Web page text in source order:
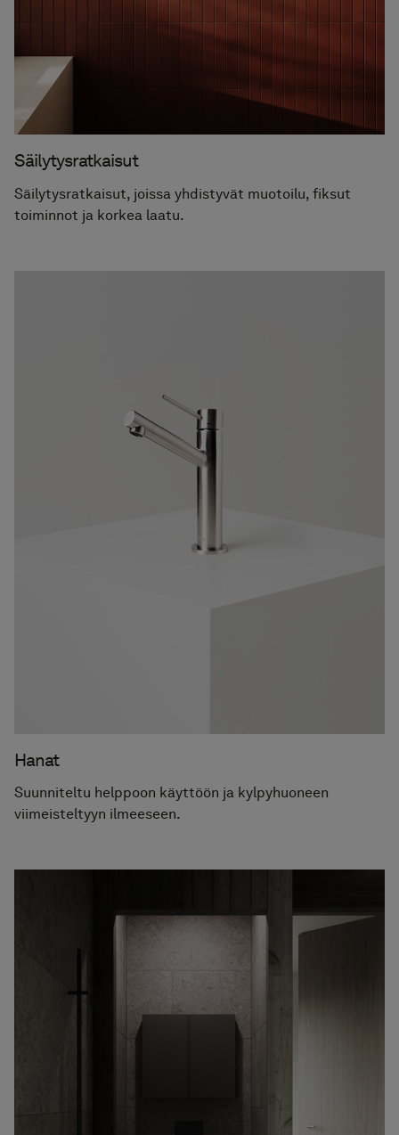
Säilytysratkaisut
Säilytysratkaisut, joissa yhdistyvät muotoilu, fiksut
toiminnot ja korkea laatu.
Hanat
Suunniteltu helppoon käyttöön ja kylpyhuoneen
viimeisteltyyn ilmeeseen.